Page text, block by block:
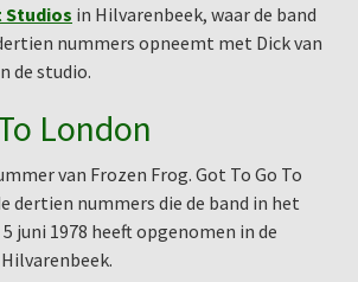
Studios in Hilvarenbeek, waar de band
nummers opneemt met Dick van
de studio.
London
van Frozen Frog. Got To Go To
dertien nummers die de band in het
juni 1978 heeft opgenomen in de